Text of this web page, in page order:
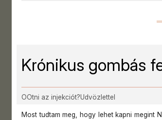
Krónikus gombás
OOtni az injekciót?Udvözlettel
Most tudtam meg, hogy lehet kapni megint